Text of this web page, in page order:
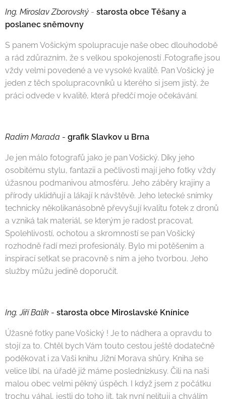
Ing. Miroslav Zborovský - starosta obce Těšany a
poslanec sněmovny
S panem Vošickým spolupracuje naše obec dlouhodobě
a rád zdůrazním, že s velkou spokojeností .Fotografie jsou
vždy velmi povedené a ve vysoké kvalitě. Pan Vošický je
jeden z těch spolupracovníků u kterého si jsem jistý, že
práci odvede v kvalitě, která předčí moje očekávání.
Radim Marada - grafik Slavkov u Brna
Je jen málo fotografů jako je pan Vošický. Díky jeho
osobitému stylu, fantazii a pečlivosti mají jeho fotky vždy
úžasnou podmanivou atmosféru. Jeho záběry krajiny a
přírody uklidňují a lákají k návštěvě. Jeho letecké snímky
technicky několikanásobně převyšují kvalitu fotek z dronů
a vzniká tak materiál, se kterým je radost pracovat.
Spolehlivostí, ochotou a skromností se pan Vošický
rozhodně řadí mezi profesionály. Bylo mi potěšením a
inspirací setkat se pracovně s ním a jeho tvorbou. Jeho
služby můžu jedině doporučit.
Ing. Jiří Balík - starosta obce Miroslavské Knínice
Úžasné fotky pane Vošický ! Je to nádhera a opravdu to
stojí za to. Chtěl bych Vám touto cestou ještě dodatečně
poděkovat i za Vaši knihu Jižní Morava shůry. Kniha se
velice líbí, na úřadě již máme poslední2kusy. Čili na naši
malou obec velmi pěkný úspěch. I když jsem z počátku
trochu váhal, jestli do toho jít, tak nyní nelituji a chválím